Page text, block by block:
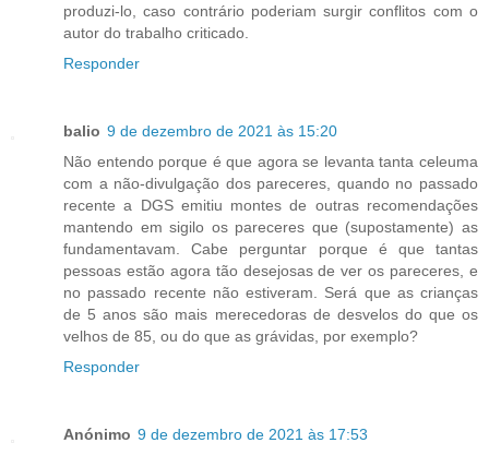
produzi-lo, caso contrário poderiam surgir conflitos com o
autor do trabalho criticado.
Responder
balio 9 de dezembro de 2021 às 15:20
Não entendo porque é que agora se levanta tanta celeuma
com a não-divulgação dos pareceres, quando no passado
recente a DGS emitiu montes de outras recomendações
mantendo em sigilo os pareceres que (supostamente) as
fundamentavam. Cabe perguntar porque é que tantas
pessoas estão agora tão desejosas de ver os pareceres, e
no passado recente não estiveram. Será que as crianças
de 5 anos são mais merecedoras de desvelos do que os
velhos de 85, ou do que as grávidas, por exemplo?
Responder
Anónimo 9 de dezembro de 2021 às 17:53